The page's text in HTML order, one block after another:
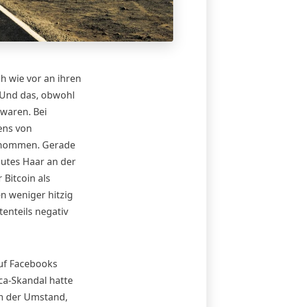
wie vor an ihren
das, obwohl
Bei
von
Gerade
Haar an der
als
weniger hitzig
negativ
Facebooks
Skandal hatte
der Umstand,